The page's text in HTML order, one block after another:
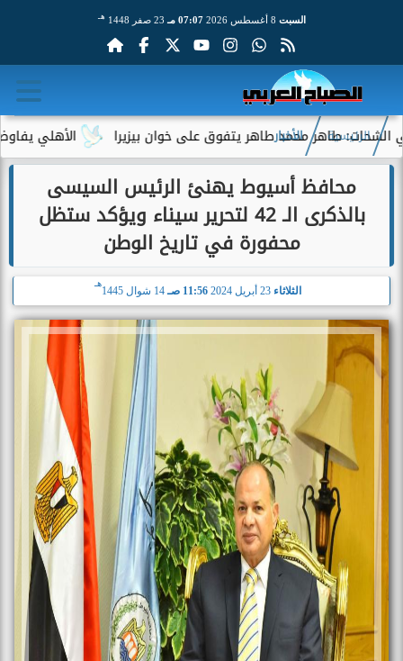
السبت 07:07 مـ 23 صفر 1448 هـ
الأهلي يفاوض أحمد طاهر محمد طاهر يتفوق على خوان بيزيرا
الرئيسية الأخبار
محافظ أسيوط يهنئ الرئيس السيسى
بالذكرى الـ 42 لتحرير سيناء ويؤكد ستظل
محفورة في تاريخ الوطن
الثلاثاء 11:56 صـ 14 شوال 1445
هـ